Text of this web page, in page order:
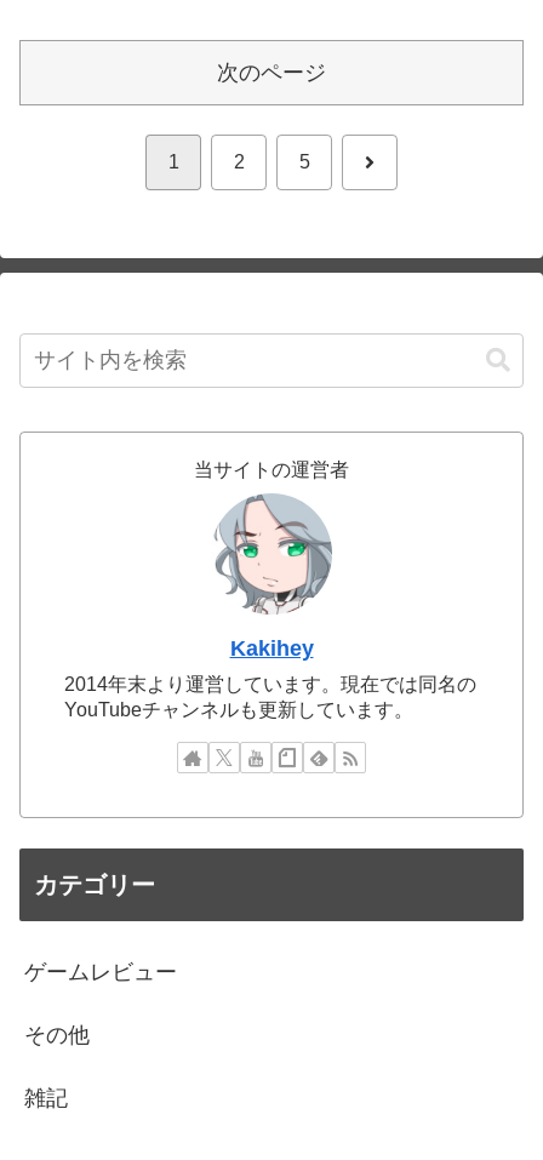
次のページ
1 2 5 次
当サイトの運営者
Kakihey
2014年末より運営しています。現在では同名の
YouTubeチャンネルも更新しています。
カテゴリー
ゲームレビュー
その他
雑記